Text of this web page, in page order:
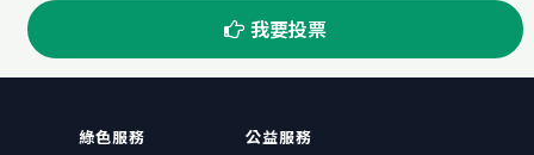
我要投票
綠色服務 公益服務